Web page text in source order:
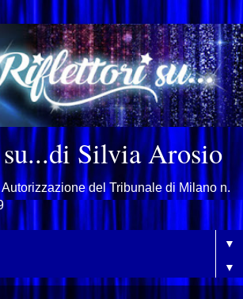
Silvia Arosio
del Tribunale di Milano n.
▼
▼